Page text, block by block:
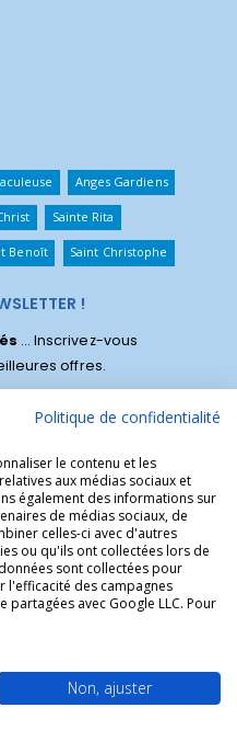
Anges Gardiens
Sainte Rita
Benoît Saint Christophe
!
... Inscrivez-vous
offres.
religieuse chrétienne de
Politique de confidentialité
le contenu et les
aux médias sociaux et
également des informations sur
de médias sociaux, de
celles-ci avec d'autres
ou qu'ils ont collectées lors de
sont collectées pour
l'efficacité des campagnes
avec Google LLC. Pour
Non, ajuster